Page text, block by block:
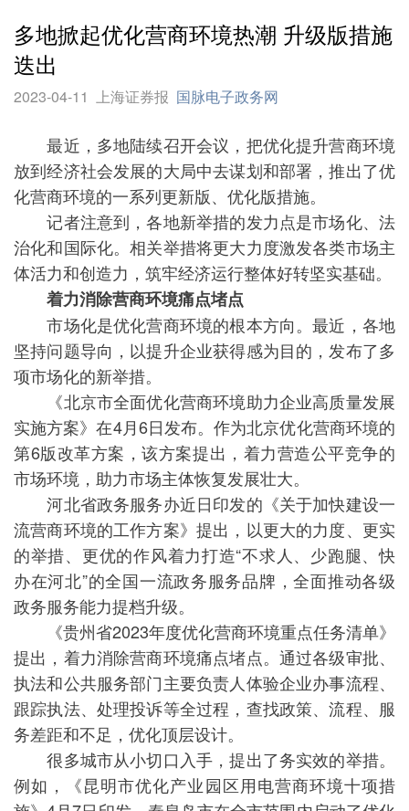
多地掀起优化营商环境热潮 升级版措施
迭出
2023-04-11 上海证券报 国脉电子政务网
最近，多地陆续召开会议，把优化提升营商环境
放到经济社会发展的大局中去谋划和部署，推出了优
化营商环境的一系列更新版、优化版措施。
记者注意到，各地新举措的发力点是市场化、法
治化和国际化。相关举措将更大力度激发各类市场主
体活力和创造力，筑牢经济运行整体好转坚实基础。
着力消除营商环境痛点堵点
市场化是优化营商环境的根本方向。最近，各地
坚持问题导向，以提升企业获得感为目的，发布了多
项市场化的新举措。
《北京市全面优化营商环境助力企业高质量发展
实施方案》在4月6日发布。作为北京优化营商环境的
第6版改革方案，该方案提出，着力营造公平竞争的
市场环境，助力市场主体恢复发展壮大。
河北省政务服务办近日印发的《关于加快建设一
流营商环境的工作方案》提出，以更大的力度、更实
的举措、更优的作风着力打造“不求人、少跑腿、快
办在河北”的全国一流政务服务品牌，全面推动各级
政务服务能力提档升级。
《贵州省2023年度优化营商环境重点任务清单》
提出，着力消除营商环境痛点堵点。通过各级审批、
执法和公共服务部门主要负责人体验企业办事流程、
跟踪执法、处理投诉等全过程，查找政策、流程、服
务差距和不足，优化顶层设计。
很多城市从小切口入手，提出了务实效的举措。
例如，《昆明市优化产业园区用电营商环境十项措